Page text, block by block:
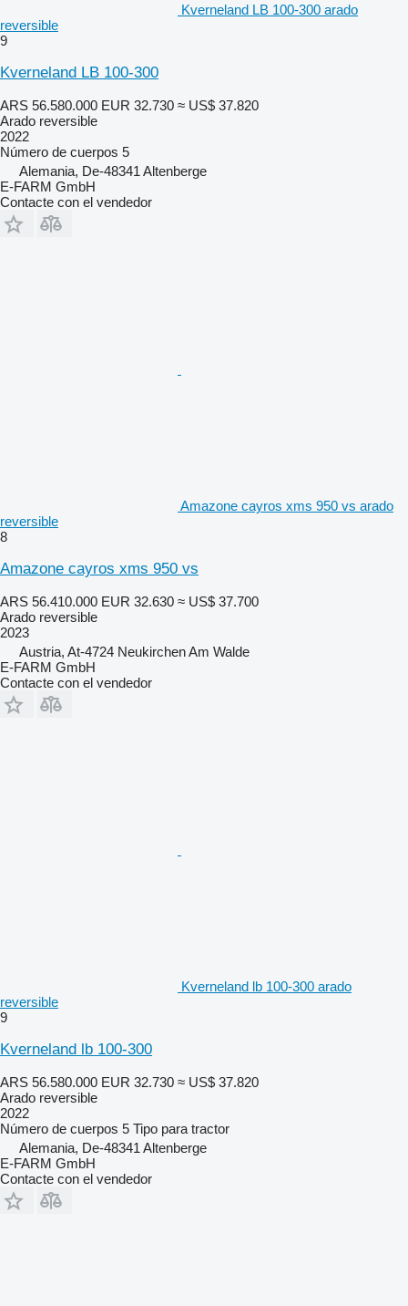
Kverneland LB 100-300 arado
reversible
9
Kverneland LB 100-300
ARS 56.580.000 EUR 32.730 ≈ US$ 37.820
Arado reversible
2022
Número de cuerpos 5
Alemania, De-48341 Altenberge
E-FARM GmbH
Contacte con el vendedor
Amazone cayros xms 950 vs arado
reversible
8
Amazone cayros xms 950 vs
ARS 56.410.000 EUR 32.630 ≈ US$ 37.700
Arado reversible
2023
Austria, At-4724 Neukirchen Am Walde
E-FARM GmbH
Contacte con el vendedor
Kverneland lb 100-300 arado
reversible
9
Kverneland lb 100-300
ARS 56.580.000 EUR 32.730 ≈ US$ 37.820
Arado reversible
2022
Número de cuerpos 5 Tipo para tractor
Alemania, De-48341 Altenberge
E-FARM GmbH
Contacte con el vendedor